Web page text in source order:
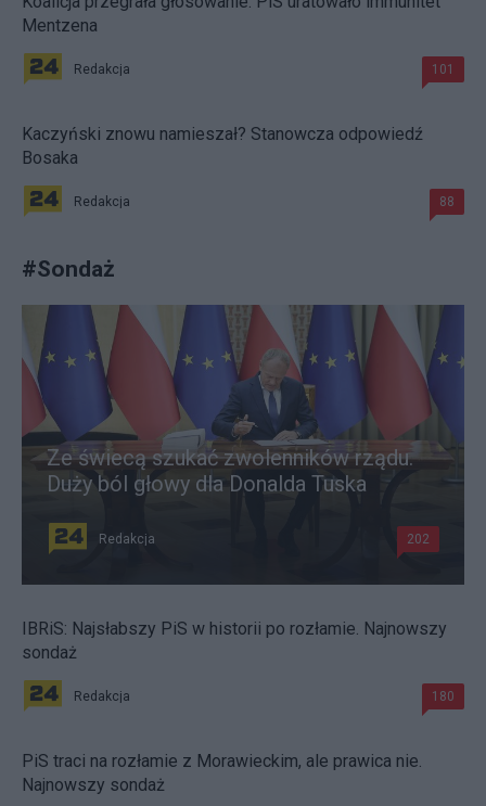
Mentzena
Redakcja 101
Kaczyński znowu namieszał? Stanowcza odpowiedź
Bosaka
Redakcja 88
#Sondaż
Ze świecą szukać zwolenników rządu.
Duży ból głowy dla Donalda Tuska
Redakcja 202
IBRiS: Najsłabszy PiS w historii po rozłamie. Najnowszy
sondaż
Redakcja 180
PiS traci na rozłamie z Morawieckim, ale prawica nie.
Najnowszy sondaż